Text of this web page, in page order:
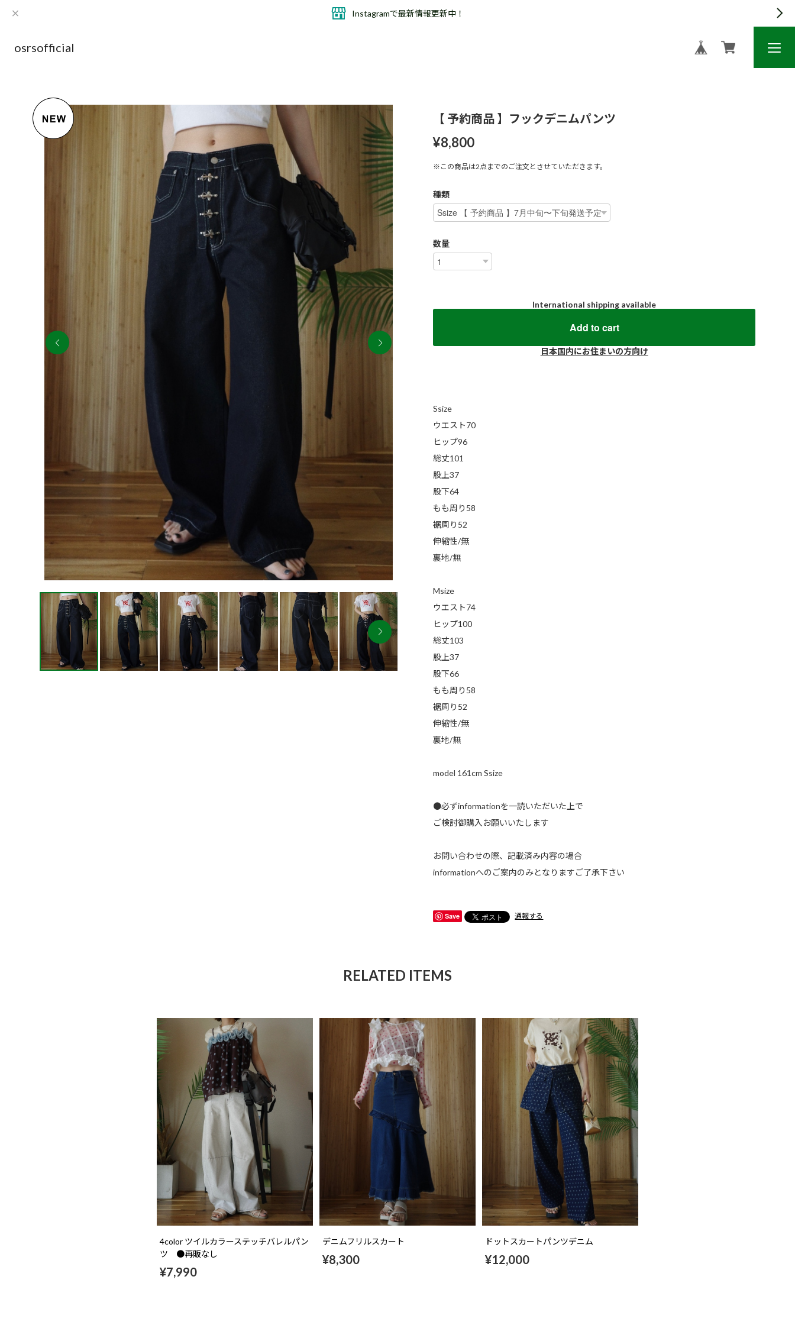
Instagramで最新情報更新中！
osrsofficial
【 予約商品 】フックデニムパンツ
¥8,800
※この商品は2点までのご注文とさせていただきます。
種類
数量
International shipping available
Add to cart
日本国内にお住まいの方向け
Ssize
ウエスト70
ヒップ96
総丈101
股上37
股下64
もも周り58
裾周り52
伸縮性/無
裏地/無
Msize
ウエスト74
ヒップ100
総丈103
股上37
股下66
もも周り58
裾周り52
伸縮性/無
裏地/無
model 161cm Ssize
●必ずinformationを一読いただいた上で
ご検討御購入お願いいたします
お問い合わせの際、記載済み内容の場合
informationへのご案内のみとなりますご了承下さい
Save 通報する
RELATED ITEMS
4color ツイルカラーステッチバレルパン
ツ ●再販なし
¥7,990
デニムフリルスカート
¥8,300
ドットスカートパンツデニム
¥12,000